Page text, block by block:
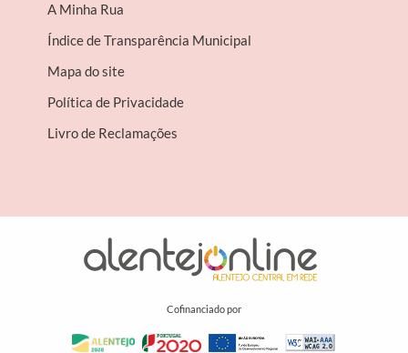
A Minha Rua
Índice de Transparência Municipal
Mapa do site
Política de Privacidade
Livro de Reclamações
Cofinanciado por